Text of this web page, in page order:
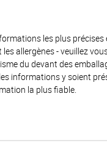
les plus
allergènes - veuillez
du devant des
informations y soient
la plus fiable.